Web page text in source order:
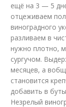
ещё на 3 — 5
отцеживаем
виноградного
разливаем в
нужно плотно,
сургучом.
месяцев, а
становится
добавить в
Незрелый